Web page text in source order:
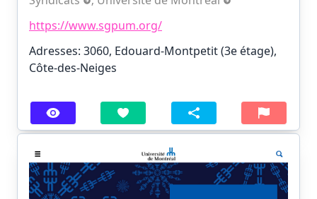
https://www.sgpum.org/
Adresses: 3060, Edouard-Montpetit (3e étage),
Côte-des-Neiges